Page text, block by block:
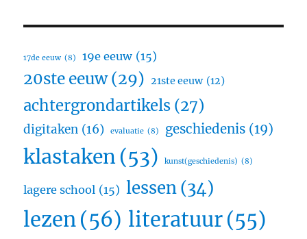
17de eeuw (8) 19e eeuw (15)
20ste eeuw(29) 21ste eeuw (12)
achtergrondartikels (27)
digitaken (16) evaluatie (8) geschiedenis (19)
klastaken(53) kunst(geschiedenis) (8)
lagere school (15) lessen(34)
lezen(56) literatuur(55)